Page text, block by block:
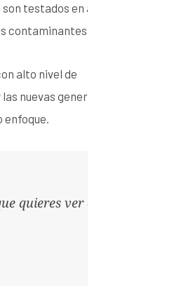
testados en animales
contaminantes.
alto nivel de
nuevas generaciones
enfoque.
quieres ver en